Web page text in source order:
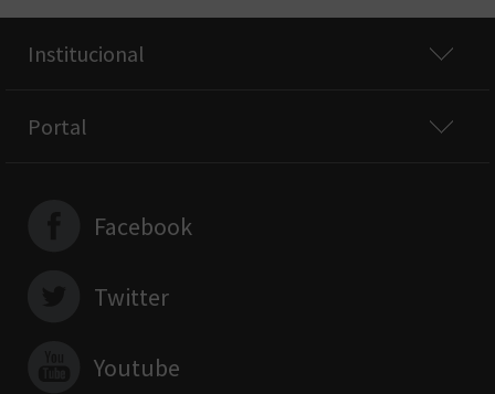
Institucional
Portal
Facebook
Twitter
Youtube